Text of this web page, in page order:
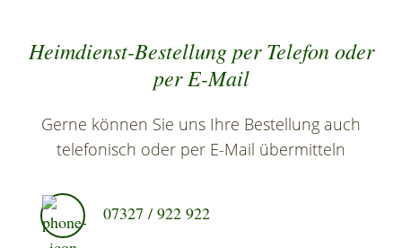
Heimdienst-Bestellung per Telefon oder
per E-Mail
Gerne können Sie uns Ihre Bestellung auch
telefonisch oder per E-Mail übermitteln
07327 / 922 922